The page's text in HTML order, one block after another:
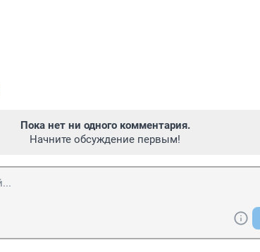
Пока нет ни одного комментария.
Начните обсуждение первым!